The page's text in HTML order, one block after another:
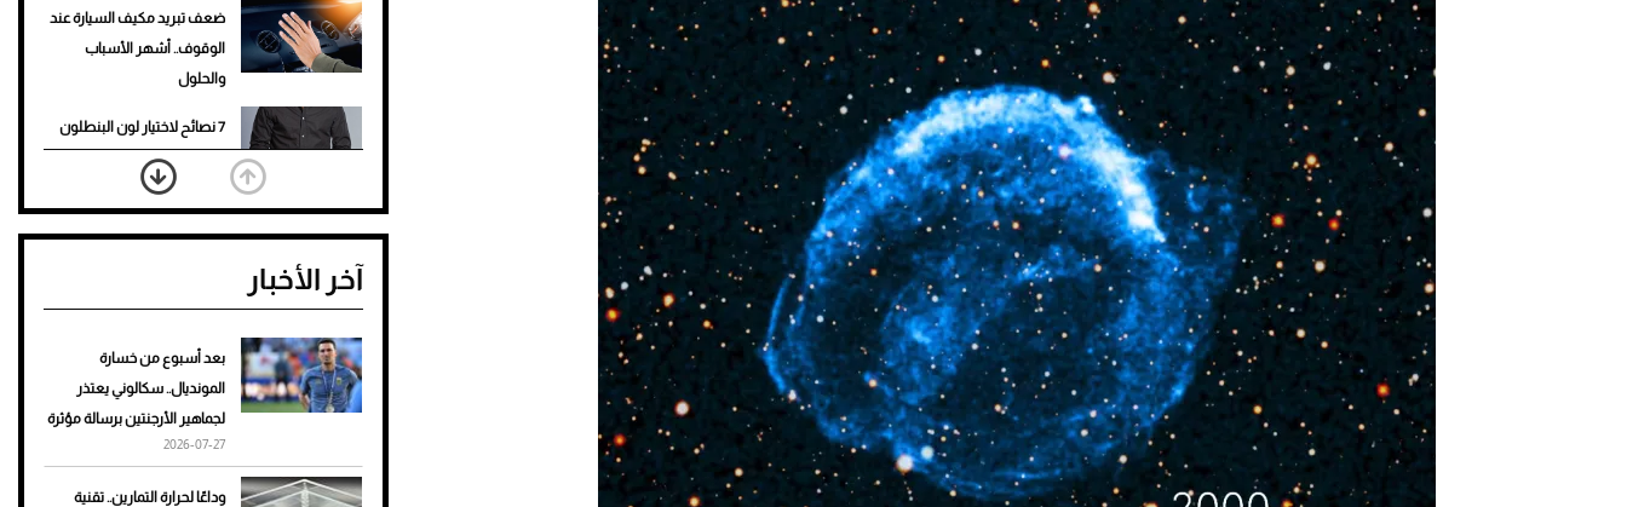
ضعف تبريد مكيف السيارة عند
الوقوف.. أشهر الأسباب
والحلول
7 نصائح لاختيار لون البنطلون
المناسب للقميص الأسود
نرى المستقبل من خلال
تصميماتنا.. كيف حجزت 1886
تمنحك فخامة استثنائية
هوى الأبطال
أفضل تدريج للشعر الطويل
آخر الأخبار
بعد أسبوع من خسارة
المونديال.. سكالوني يعتذر
لجماهير الأرجنتين برسالة مؤثرة
2026-07-27
وداعًا لحرارة التمارين.. تقنية